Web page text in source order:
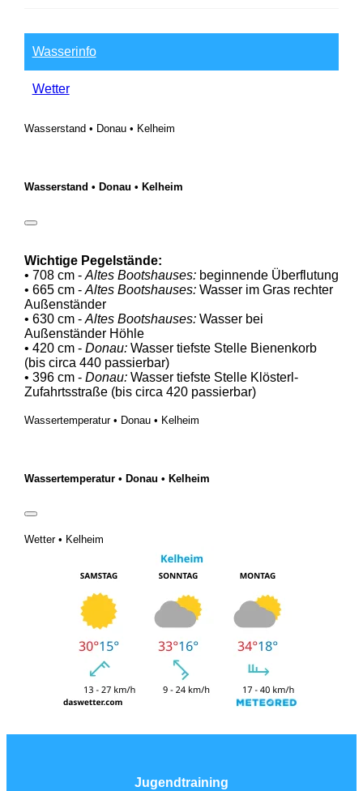
Wasserinfo
Wetter
Wasserstand • Donau • Kelheim
Wasserstand • Donau • Kelheim
Wichtige Pegelstände:
• 708 cm - Altes Bootshauses:beginnende Überflutung
• 665 cm - Altes Bootshauses:Wasser im Gras rechter
Außenständer
• 630 cm - Altes Bootshauses:Wasser bei
Außenständer Höhle
• 420 cm - Donau:Wasser tiefste Stelle Bienenkorb
(bis circa 440 passierbar)
• 396 cm - Donau:Wasser tiefste Stelle Klösterl-
Zufahrtsstraße (bis circa 420 passierbar)
Wassertemperatur • Donau • Kelheim
Wassertemperatur • Donau • Kelheim
Wetter • Kelheim
Jugendtraining